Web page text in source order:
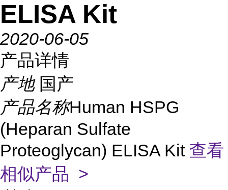
ELISA Kit
2020-06-05
产品详情
产地 国产
产品名称Human HSPG
(Heparan Sulfate
Proteoglycan) ELISA Kit 查看
相似产品 >